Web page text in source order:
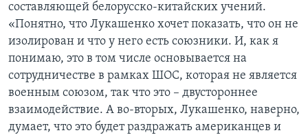
составляющей белорусско-китайских учений.
«Понятно, что Лукашенко хочет показать, что он не
изолирован и что у него есть союзники. И, как я
понимаю, это в том числе основывается на
сотрудничестве в рамках ШОС, которая не является
военным союзом, так что это – двустороннее
взаимодействие. А во-вторых, Лукашенко, наверно,
думает, что это будет раздражать американцев и